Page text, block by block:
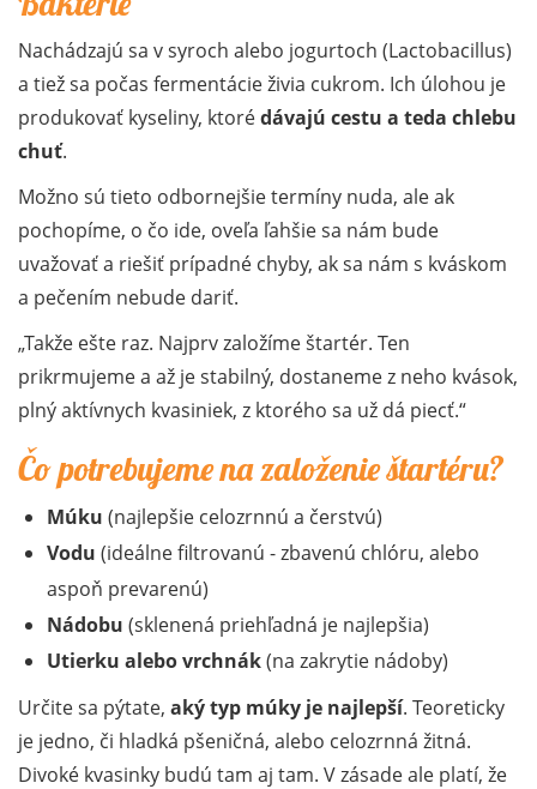
Nachádzajú sa v syroch alebo jogurtoch (Lactobacillus)
a tiež sa počas fermentácie živia cukrom. Ich úlohou je
produkovať kyseliny, ktorédávajú cestu a teda chlebu
chuť.
Možno sú tieto odbornejšie termíny nuda, ale ak
pochopíme, o čo ide, oveľa ľahšie sa nám bude
uvažovať a riešiť prípadné chyby, ak sa nám s kváskom
a pečením nebude dariť.
Takže ešte raz. Najprv založíme štartér. Ten
prikrmujeme a až je stabilný, dostaneme z neho kvások,
plný aktívnych kvasiniek, z ktorého sa už dá piecť.
Čo potrebujeme na založenie štartéru?
Múku (najlepšie celozrnnú a čerstvú)
Vodu (ideálne filtrovanú - zbavenú chlóru, alebo
aspoň prevarenú)
Nádobu (sklenená priehľadná je najlepšia)
Utierku alebo vrchnák(na zakrytie nádoby)
Určite sa pýtate, aký typ múky je najlepší. Teoreticky
je jedno, či hladká pšeničná, alebo celozrnná žitná.
Divoké kvasinky budú tam aj tam. V zásade ale platí, že